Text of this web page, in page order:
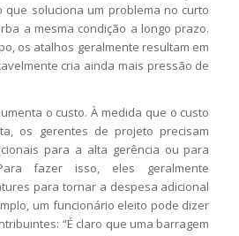
que soluciona um problema no curto
a mesma condição a longo prazo.
os atalhos geralmente resultam em
cria ainda mais pressão de
o custo. À medida que o custo
os gerentes de projeto precisam
para a alta gerência ou para
fazer isso, eles geralmente
para tornar a despesa adicional
um funcionário eleito pode dizer
“É claro que uma barragem